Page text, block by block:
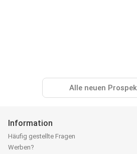
Alle neuen
Information
Häufig gestellte Fragen
Werben?